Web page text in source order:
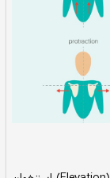
آن در